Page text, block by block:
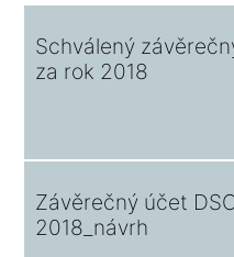
Schválený
za rok 2018
Závěrečný účet
2018_návrh